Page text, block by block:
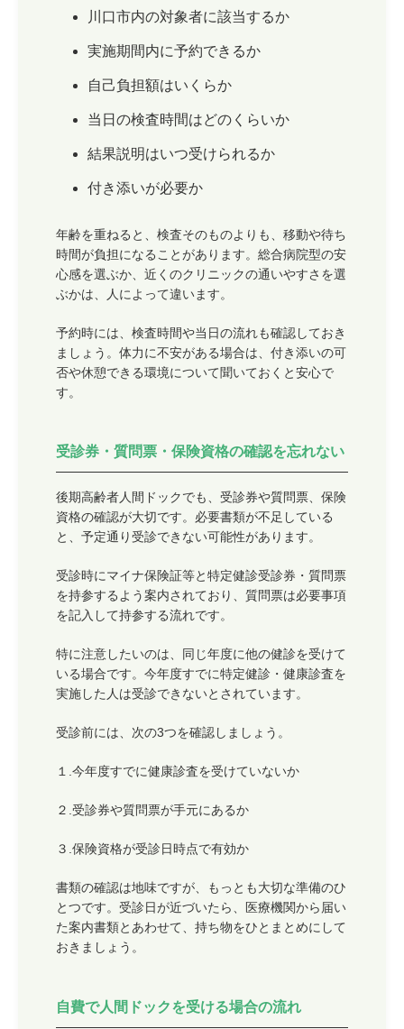
川口市内の対象者に該当するか
実施期間内に予約できるか
自己負担額はいくらか
当日の検査時間はどのくらいか
結果説明はいつ受けられるか
付き添いが必要か
年齢を重ねると、検査そのものよりも、移動や待ち
時間が負担になることがあります。総合病院型の安
心感を選ぶか、近くのクリニックの通いやすさを選
ぶかは、人によって違います。
予約時には、検査時間や当日の流れも確認しておき
ましょう。体力に不安がある場合は、付き添いの可
否や休憩できる環境について聞いておくと安心で
す。
受診券・質問票・保険資格の確認を忘れない
後期高齢者人間ドックでも、受診券や質問票、保険
資格の確認が大切です。必要書類が不足している
と、予定通り受診できない可能性があります。
受診時にマイナ保険証等と特定健診受診券・質問票
を持参するよう案内されており、質問票は必要事項
を記入して持参する流れです。
特に注意したいのは、同じ年度に他の健診を受けて
いる場合です。今年度すでに特定健診・健康診査を
実施した人は受診できないとされています。
受診前には、次の3つを確認しましょう。
１.今年度すでに健康診査を受けていないか
２.受診券や質問票が手元にあるか
３.保険資格が受診日時点で有効か
書類の確認は地味ですが、もっとも大切な準備のひ
とつです。受診日が近づいたら、医療機関から届い
た案内書類とあわせて、持ち物をひとまとめにして
おきましょう。
自費で人間ドックを受ける場合の流れ